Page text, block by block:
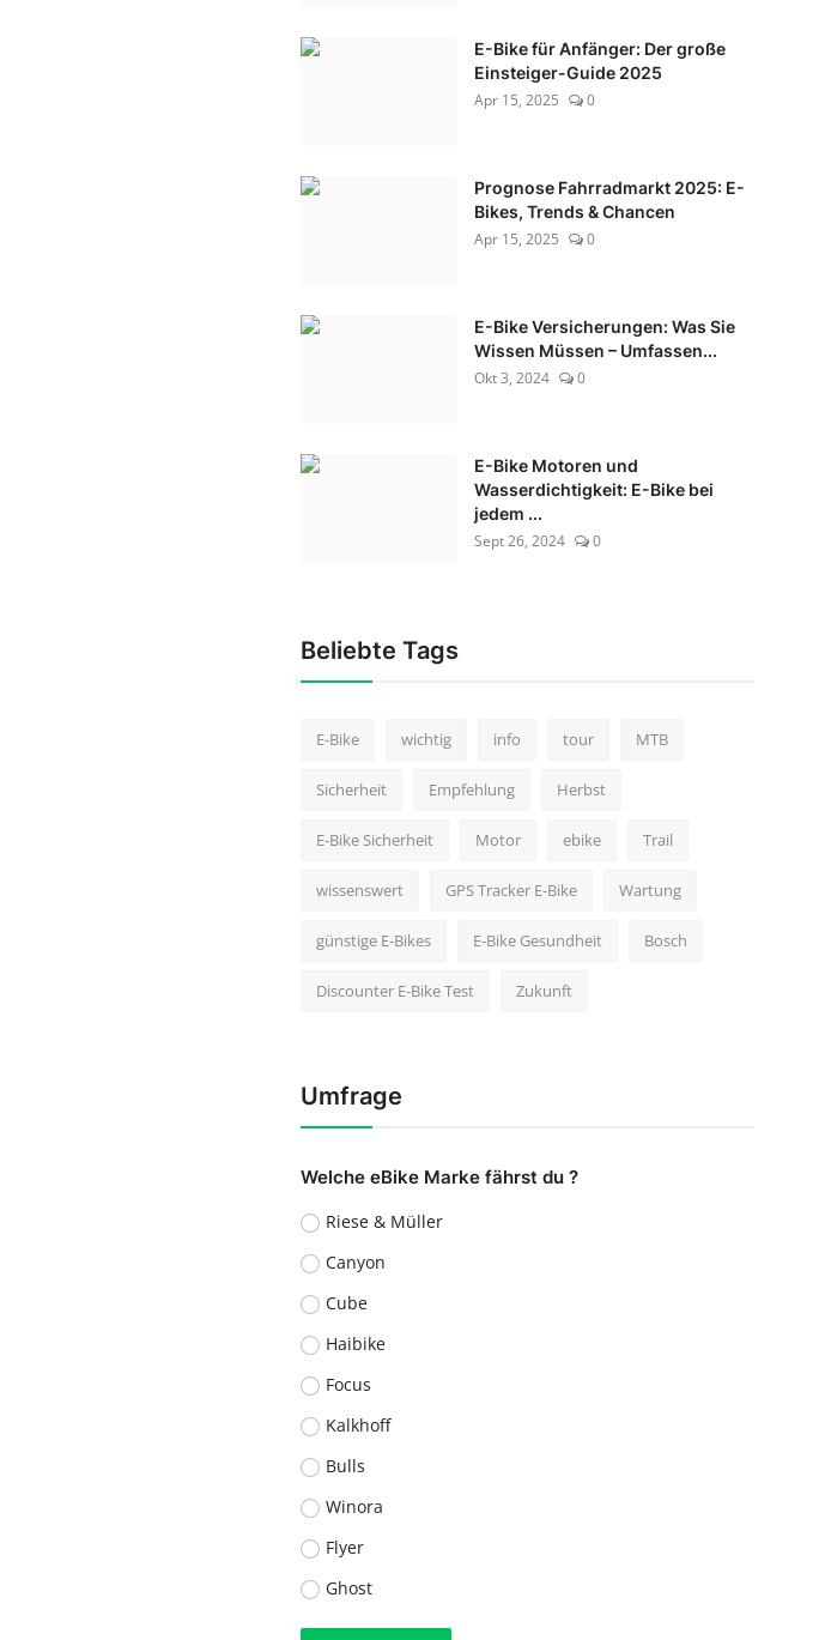
E-Bike für Anfänger: Der große
Einsteiger-Guide 2025
Apr 15, 2025
0
Prognose Fahrradmarkt 2025: E-
Bikes, Trends & Chancen
Apr 15, 2025
0
E-Bike Versicherungen: Was Sie
Wissen Müssen – Umfassen...
Okt 3, 2024
0
E-Bike Motoren und
Wasserdichtigkeit: E-Bike bei
jedem ...
Sept 26, 2024
0
Beliebte Tags
E-Bike wichtig info tour MTB
Sicherheit Empfehlung Herbst
E-Bike Sicherheit Motor ebike Trail
wissenswert GPS Tracker E-Bike Wartung
günstige E-Bikes E-Bike Gesundheit Bosch
Discounter E-Bike Test Zukunft
Umfrage
Welche eBike Marke fährst du ?
Riese & Müller
Canyon
Cube
Haibike
Focus
Kalkhoff
Bulls
Winora
Flyer
Ghost